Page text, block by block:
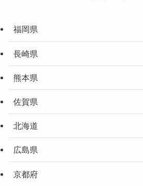
福岡県
長崎県
熊本県
佐賀県
北海道
広島県
京都府